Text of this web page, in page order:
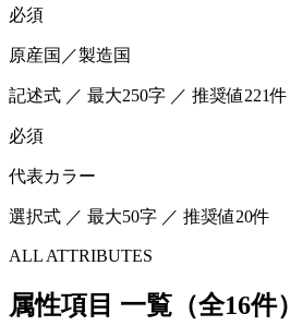
必須
原産国／製造国
記述式 ／ 最大250字 ／ 推奨値221件
必須
代表カラー
選択式 ／ 最大50字 ／ 推奨値20件
ALL ATTRIBUTES
属性項目 一覧（全16件）